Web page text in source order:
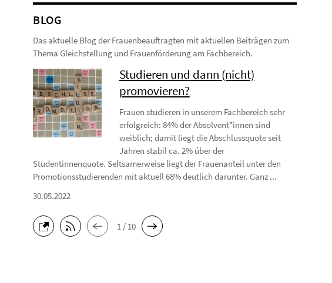
BLOG
Das aktuelle Blog der Frauenbeauftragten mit aktuellen Beiträgen zum
Thema Gleichstellung und Frauenförderung am Fachbereich.
Studieren und dann (nicht)
promovieren?
Frauen studieren in unserem Fachbereich sehr
erfolgreich: 84% der Absolvent*innen sind
weiblich; damit liegt die Abschlussquote seit
Jahren stabil ca. 2% über der
Studentinnenquote. Seltsamerweise liegt der Frauenanteil unter den
Promotionsstudierenden mit aktuell 68% deutlich darunter. Ganz ...
30.05.2022
1 / 10